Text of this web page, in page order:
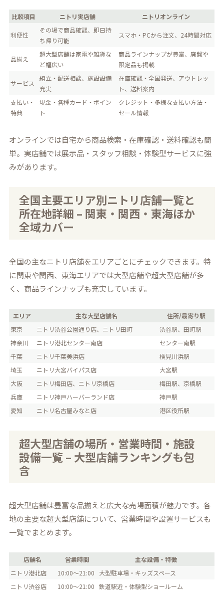
比較項目 ニトリ実店舗 ニトリオンライン
利便性
その場で商品確認、即日持
ち帰り可能
スマホ・PCから注文、24時間対応
品揃え
超大型店舗は家電や雑貨な
ど幅広い
商品ラインナップが豊富、廃盤や
限定品も掲載
サービス
組立・配送相談、施設設備
充実
在庫確認・全国発送、アウトレッ
ト、送料案内
支払い・
特典
現金・各種カード・ポイン
ト
クレジット・多様な支払い方法・
セール情報
オンラインでは自宅から商品検索・在庫確認・送料確認も簡
単。実店舗では展示品・スタッフ相談・体験型サービスに強
みがあります。
全国主要エリア別ニトリ店舗一覧と
所在地詳細 – 関東・関西・東海ほか
全域カバー
全国の主なニトリ店舗をエリアごとにチェックできます。特
に関東や関西、東海エリアでは大型店舗や超大型店舗が多
く、商品ラインナップも充実しています。
エリア 主な大型店舗名
住所/最寄り駅
東京
ニトリ渋谷公園通り店、ニトリ田町
渋谷駅、田町駅
神奈川
ニトリ港北センター南店
センター南駅
千葉
ニトリ千葉美浜店
検見川浜駅
埼玉
ニトリ大宮バイパス店
大宮駅
大阪
ニトリ梅田店、ニトリ京橋店
梅田駅、京橋駅
兵庫
ニトリ神戸ハーバーランド店
神戸駅
愛知
ニトリ名古屋みなと店 港区役所駅
超大型店舗の場所・営業時間・施設
設備一覧 – 大型店舗ランキングも包
含
超大型店舗は豊富な品揃えと広大な売場面積が魅力です。各
地の主要な超大型店舗について、営業時間や設置サービスも
一覧でまとめます。
店舗名 営業時間
主な設備・特徴
ニトリ港北店
10:00～21:00
大型駐車場・キッズスペース
ニトリ渋谷店
10:00～21:00
鉄道駅近・体験型ショールーム